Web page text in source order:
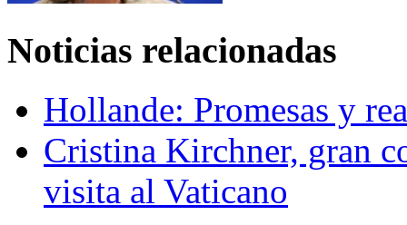
Noticias relacionadas
Hollande: Promesas y
Cristina Kirchner, gran
visita al Vaticano